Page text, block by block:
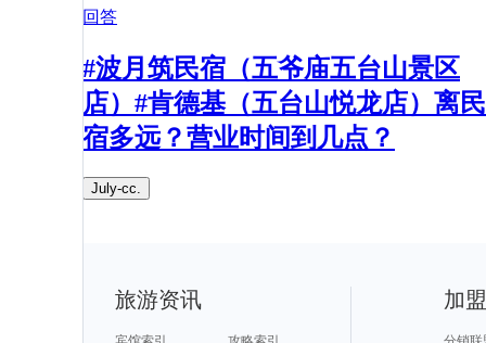
回答
#波月筑民宿（五爷庙五台山景区
店）#肯德基（五台山悦龙店）离民
宿多远？营业时间到几点？​
July-cc.
旅游资讯 加